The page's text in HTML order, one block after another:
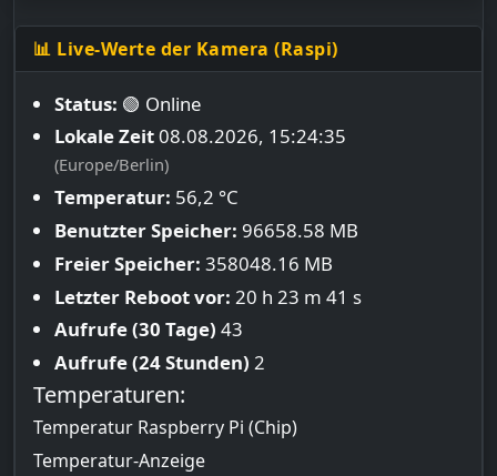
📊 Live-Werte der Kamera (Raspi)
Status: 🟢 Online
Lokale Zeit08.08.2026, 15:24:36
(Europe/Berlin)
Temperatur: 56,2 °C
Benutzter Speicher: 96658.58 MB
Freier Speicher: 358048.16 MB
Letzter Reboot vor: 20 h 23 m 41 s
Aufrufe (30 Tage) 43
Aufrufe (24 Stunden) 2
Temperaturen:
Temperatur Raspberry Pi (Chip)
Temperatur-Anzeige